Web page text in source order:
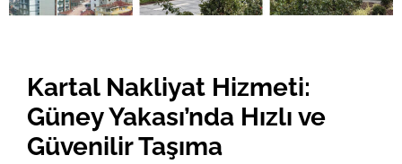
Kartal Nakliyat Hizmeti:
Güney Yakası’nda Hızlı ve
Güvenilir Taşıma